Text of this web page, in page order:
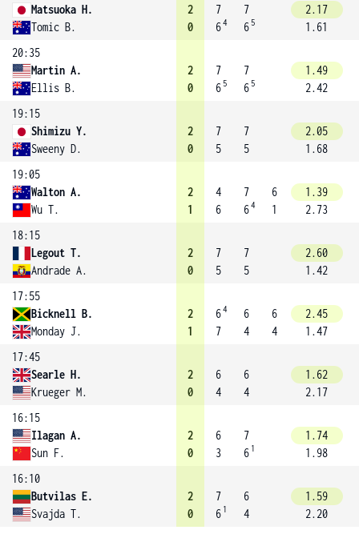
Matsuoka H.
Tomic B.
2
0
7
64
7
6 5
2.17
1.61
20:35
Martin A.
Ellis B.
2
0
7
6 5
7
6 5
1.49
2.42
19:15
Shimizu Y.
Sweeny D.
2
0
7
5
7
5
2.05
1.68
19:05
Walton A.
Wu T.
2
1
4
6
7
64
6
1
1.39
2.73
18:15
Legout T.
Andrade A.
2
0
7
5
7
5
2.60
1.42
17:55
Bicknell B.
Monday J.
2
1
64
7
6
4
6
4
2.45
1.47
17:45
Searle H.
Krueger M.
2
0
6
4
6
4
1.62
2.17
16:15
Ilagan A.
Sun F.
2
0
6
3
7
6 1
1.74
1.98
16:10
Butvilas E.
Svajda T.
2
0
7
6 1
6
4
1.59
2.20